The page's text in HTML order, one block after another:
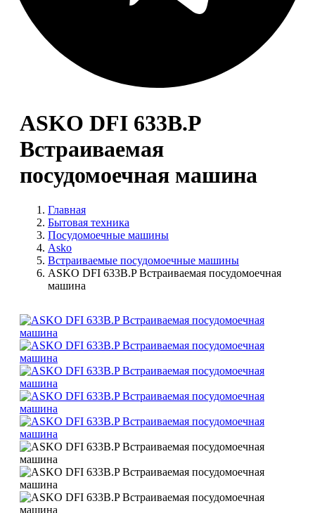
ASKO DFI 633B.P
Встраиваемая
посудомоечная машина
Главная
Бытовая техника
Посудомоечные машины
Asko
Встраиваемые посудомоечные машины
ASKO DFI 633B.P Встраиваемая посудомоечная
машина